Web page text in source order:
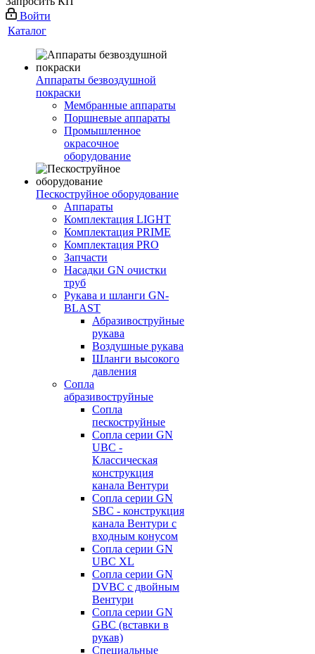
Войти
Каталог
Аппараты безвоздушной
покраски
Мембранные аппараты
Поршневые аппараты
Промышленное
окрасочное
оборудование
Пескоструйное оборудование
Аппараты
Комплектация LIGHT
Комплектация PRIME
Комплектация PRO
Запчасти
Насадки GN очистки
труб
Рукава и шланги GN-
BLAST
Абразивоструйные
рукава
Воздушные рукава
Шланги высокого
давления
Сопла
абразивоструйные
Сопла
пескоструйные
Сопла серии GN
UBC -
Классическая
конструкция
канала Вентури
Сопла серии GN
SBC - конструкция
канала Вентури c
входным конусом
Сопла серии GN
UBC XL
Сопла серии GN
DVBC с двойным
Вентури
Сопла серии GN
GBC (вставки в
рукав)
Специальные